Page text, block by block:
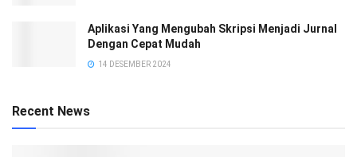
Aplikasi Yang Mengubah Skripsi Menjadi Jurnal
Dengan Cepat Mudah
14 DESEMBER 2024
Recent News